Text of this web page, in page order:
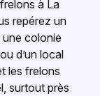
à La
repérez un
colonie
d’un local
les frelons
surtout près